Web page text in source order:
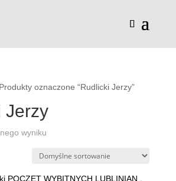
oznaczone “Rudlicki Jerzy”
Jerzy
wyniku